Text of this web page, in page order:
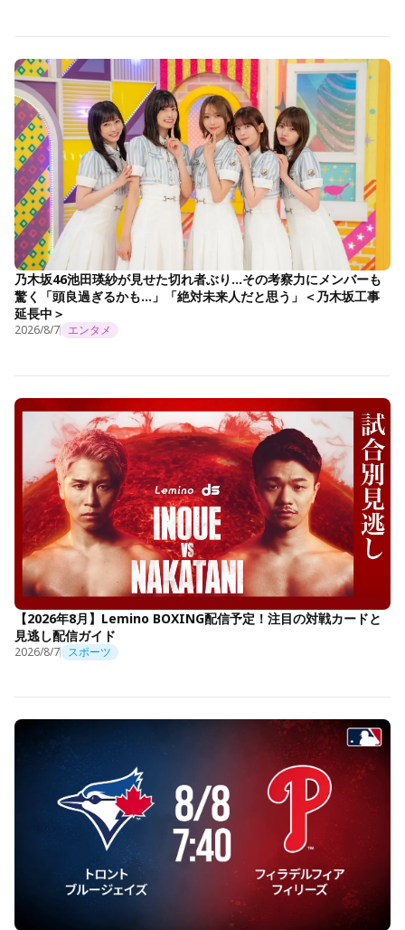
乃木坂46池田瑛紗が見せた切れ者ぶり…その考察力にメンバーも
驚く「頭良過ぎるかも…」「絶対未来人だと思う」＜乃木坂工事
延長中＞
2026/8/7 エンタメ
【2026年8月】Lemino BOXING配信予定！注目の対戦カードと
見逃し配信ガイド
2026/8/7 スポーツ